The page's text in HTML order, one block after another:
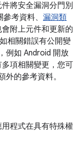
將安全漏洞分門別
考資料、 漏洞類
附上元件和更新的
相關錯誤有公開變
例如 Android 開放
項相關變更，您可
的參考資料。
程式在具有特殊權